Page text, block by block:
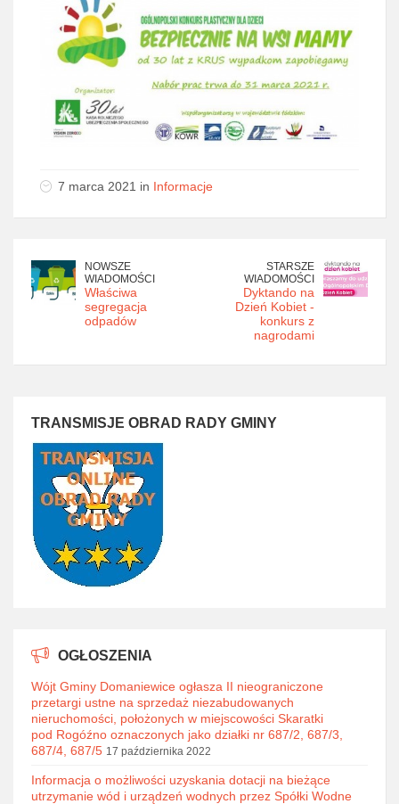
7 marca 2021 in Informacje
NOWSZE
WIADOMOŚCI
Właściwa
segregacja
odpadów
STARSZE
WIADOMOŚCI
Dyktando na
Dzień Kobiet -
konkurs z
nagrodami
TRANSMISJE OBRAD RADY GMINY
OGŁOSZENIA
Wójt Gminy Domaniewice ogłasza II nieograniczone
przetargi ustne na sprzedaż niezabudowanych
nieruchomości, położonych w miejscowości Skaratki
pod Rogóźno oznaczonych jako działki nr 687/2, 687/3,
687/4, 687/5 17 października 2022
Informacja o możliwości uzyskania dotacji na bieżące
utrzymanie wód i urządzeń wodnych przez Spółki Wodne